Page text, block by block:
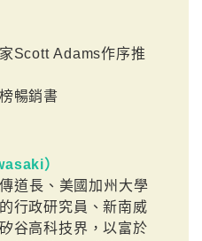
Scott Adams作序推
暢銷書
）
道長、美國加州大學
行政研究員、新南威
谷高科技界，以富於